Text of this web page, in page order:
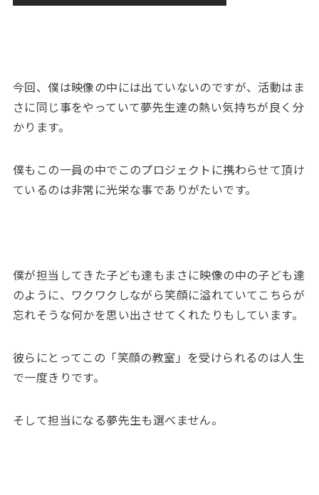
今回、僕は映像の中には出ていないのですが、活動はま
さに同じ事をやっていて夢先生達の熱い気持ちが良く分
かります。
僕もこの一員の中でこのプロジェクトに携わらせて頂け
ているのは非常に光栄な事でありがたいです。
僕が担当してきた子ども達もまさに映像の中の子ども達
のように、ワクワクしながら笑顔に溢れていてこちらが
忘れそうな何かを思い出させてくれたりもしています。
彼らにとってこの「笑顔の教室」を受けられるのは人生
で一度きりです。
そして担当になる夢先生も選べません。